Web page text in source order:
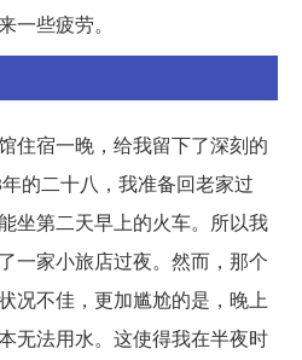
一些疲劳。
住宿一晚，给我留下了深刻的
的二十八，我准备回老家过
坐第二天早上的火车。所以我
一家小旅店过夜。然而，那个
况不佳，更加尴尬的是，晚上
无法用水。这使得我在半夜时